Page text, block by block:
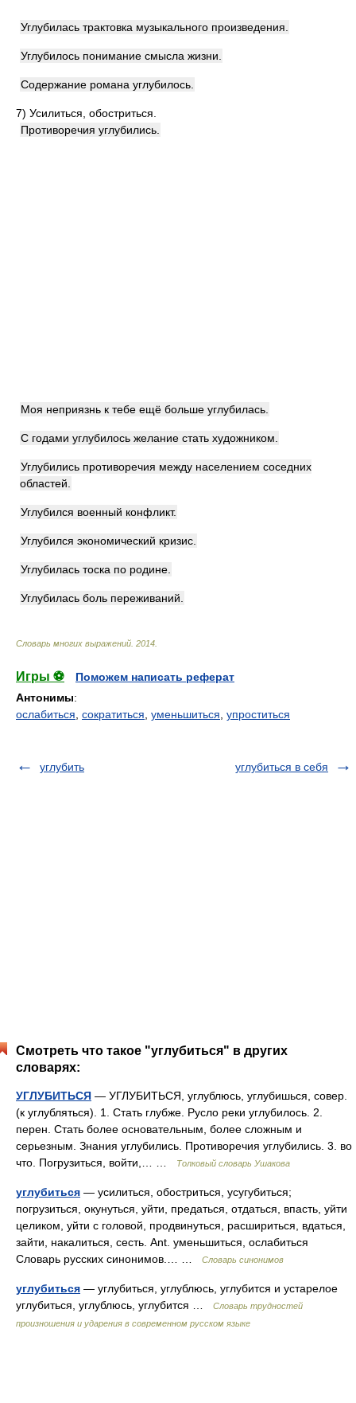
Углубилась трактовка музыкального произведения.
Углубилось понимание смысла жизни.
Содержание романа углубилось.
7) Усилиться, обостриться.
Противоречия углубились.
Моя неприязнь к тебе ещё больше углубилась.
С годами углубилось желание стать художником.
Углубились противоречия между населением соседних
областей.
Углубился военный конфликт.
Углубился экономический кризис.
Углубилась тоска по родине.
Углубилась боль переживаний.
Словарь многих выражений 2014
Игры ⚽
Поможем написать реферат
Антонимы:
ослабиться сократиться уменьшиться упроститься
углубить углубиться в себя
Смотреть что такое "углубиться" в других
словарях:
УГЛУБИТЬСЯ — УГЛУБИТЬСЯ, углублюсь, углубишься, совер.
(к углубляться). 1. Стать глубже. Русло реки углубилось. 2.
перен. Стать более основательным, более сложным и
серьезным. Знания углубились. Противоречия углубились. 3. во
что. Погрузиться, войти,… …
Толковый словарь Ушакова
углубиться — усилиться, обостриться, усугубиться;
погрузиться, окунуться, уйти, предаться, отдаться, впасть, уйти
целиком, уйти с головой, продвинуться, расшириться, вдаться,
зайти, накалиться, сесть. Ant. уменьшиться, ослабиться
Словарь русских синонимов.… …
Словарь синонимов
углубиться — углубиться, углублюсь, углубится и устарелое
углубиться, углублюсь, углубится …
Словарь трудностей
произношения и ударения в современном русском языке